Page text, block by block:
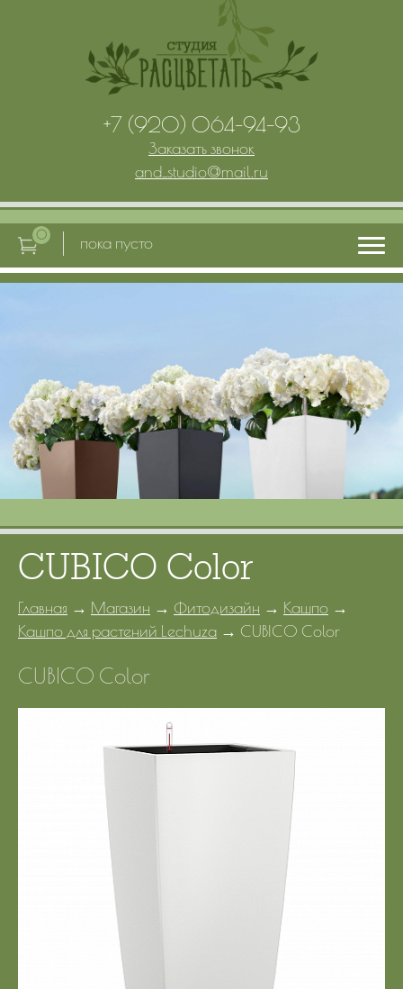
CUBICO Color
Главная → Магазин → Фитодизайн → Кашпо →
Кашпо для растений Lechuza → CUBICO Color
CUBICO Color
+7 (920) 064-94-93
Заказать звонок
and_studio@mail.ru
0 пока пусто
Услуги
Портфолио
Цены
Контакты